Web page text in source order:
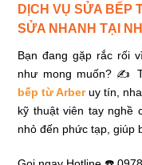
DỊCH VỤ SỬA BẾP
SỬA NHANH TẠI
Bạn đang gặp rắc rối
như mong muốn? ✍
bếp từ Arberuy tín,
kỹ thuật viên tay nghề
nhỏ đến phức tạp, giúp